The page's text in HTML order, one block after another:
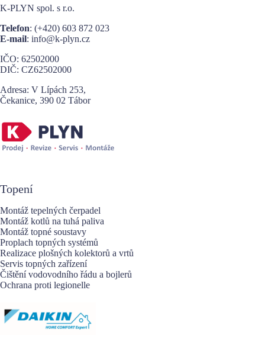
n
a
t
i
v
e
K-PLYN spol. s r.o.
Telefon: (+420) 603 872 023
E-mail: info@k-plyn.cz
IČO: 62502000
DIČ: CZ62502000
Adresa: V Lípách 253,
Čekanice, 390 02 Tábor
Topení
Montáž tepelných čerpadel
Montáž kotlů na tuhá paliva
Montáž topné soustavy
Proplach topných systémů
Realizace plošných kolektorů a vrtů
Servis topných zařízení
Čištění vodovodního řádu a bojlerů
Ochrana proti legionelle